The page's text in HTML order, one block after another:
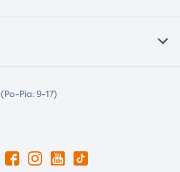
(Po-Pia: 9-17)